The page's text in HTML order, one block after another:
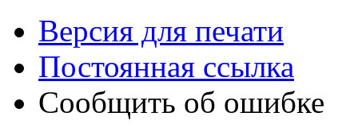
Версия для печати
Постоянная ссылка
Сообщить об ошибке